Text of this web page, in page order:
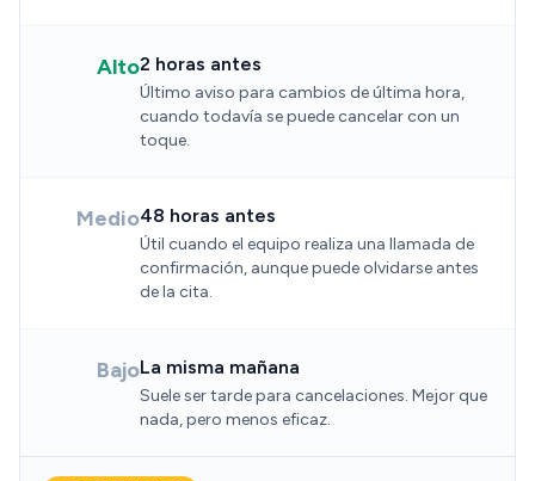
Alto2 horas antes
Último aviso para cambios de última hora,
cuando todavía se puede cancelar con un
toque.
Medio48 horas antes
Útil cuando el equipo realiza una llamada de
confirmación, aunque puede olvidarse antes
de la cita.
BajoLa misma mañana
Suele ser tarde para cancelaciones. Mejor que
nada, pero menos eficaz.